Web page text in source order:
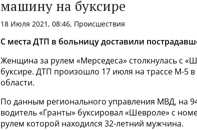
машину на буксире
18 Июля 2021, 08:46, Происшествия
С места ДТП в больницу доставили
Женщина за рулем «Мерседеса» столкнулась с
буксире. ДТП произошло 17 июля на трассе М-5
области.
По данным регионального управления МВД, на
водитель «Гранты» буксировал «Шевроле» с
рулем которой находился 32-летний мужчина.